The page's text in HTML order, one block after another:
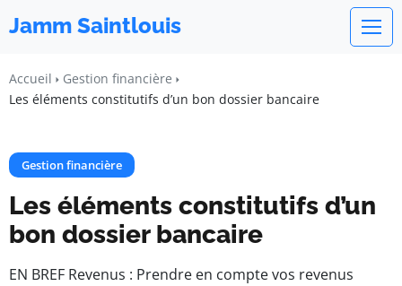
Jamm Saintlouis
Accueil
Gestion financière
Les éléments constitutifs d’un bon dossier bancaire
Gestion financière
Les éléments constitutifs d’un
bon dossier bancaire
EN BREF Revenus : Prendre en compte vos revenus